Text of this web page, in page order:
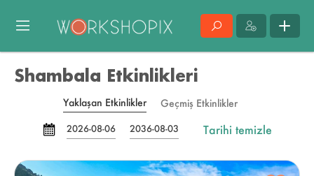
Shambala Etkinlikleri
Yaklaşan Etkinlikler Geçmiş Etkinlikler
2026-08-06 2036-08-03 Tarihi temizle